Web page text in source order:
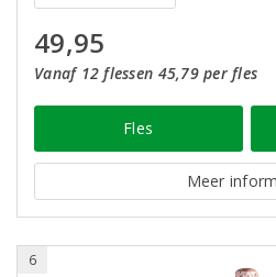
49,95
Vanaf 12 flessen 45,79 per fles
Fles
Meer
6